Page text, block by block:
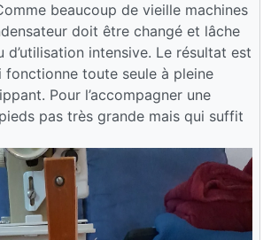
beaucoup de vieille machines
doit être changé et lâche
d’utilisation intensive. Le résultat est
fonctionne toute seule à pleine
Pour l’accompagner une
pas très grande mais qui suffit